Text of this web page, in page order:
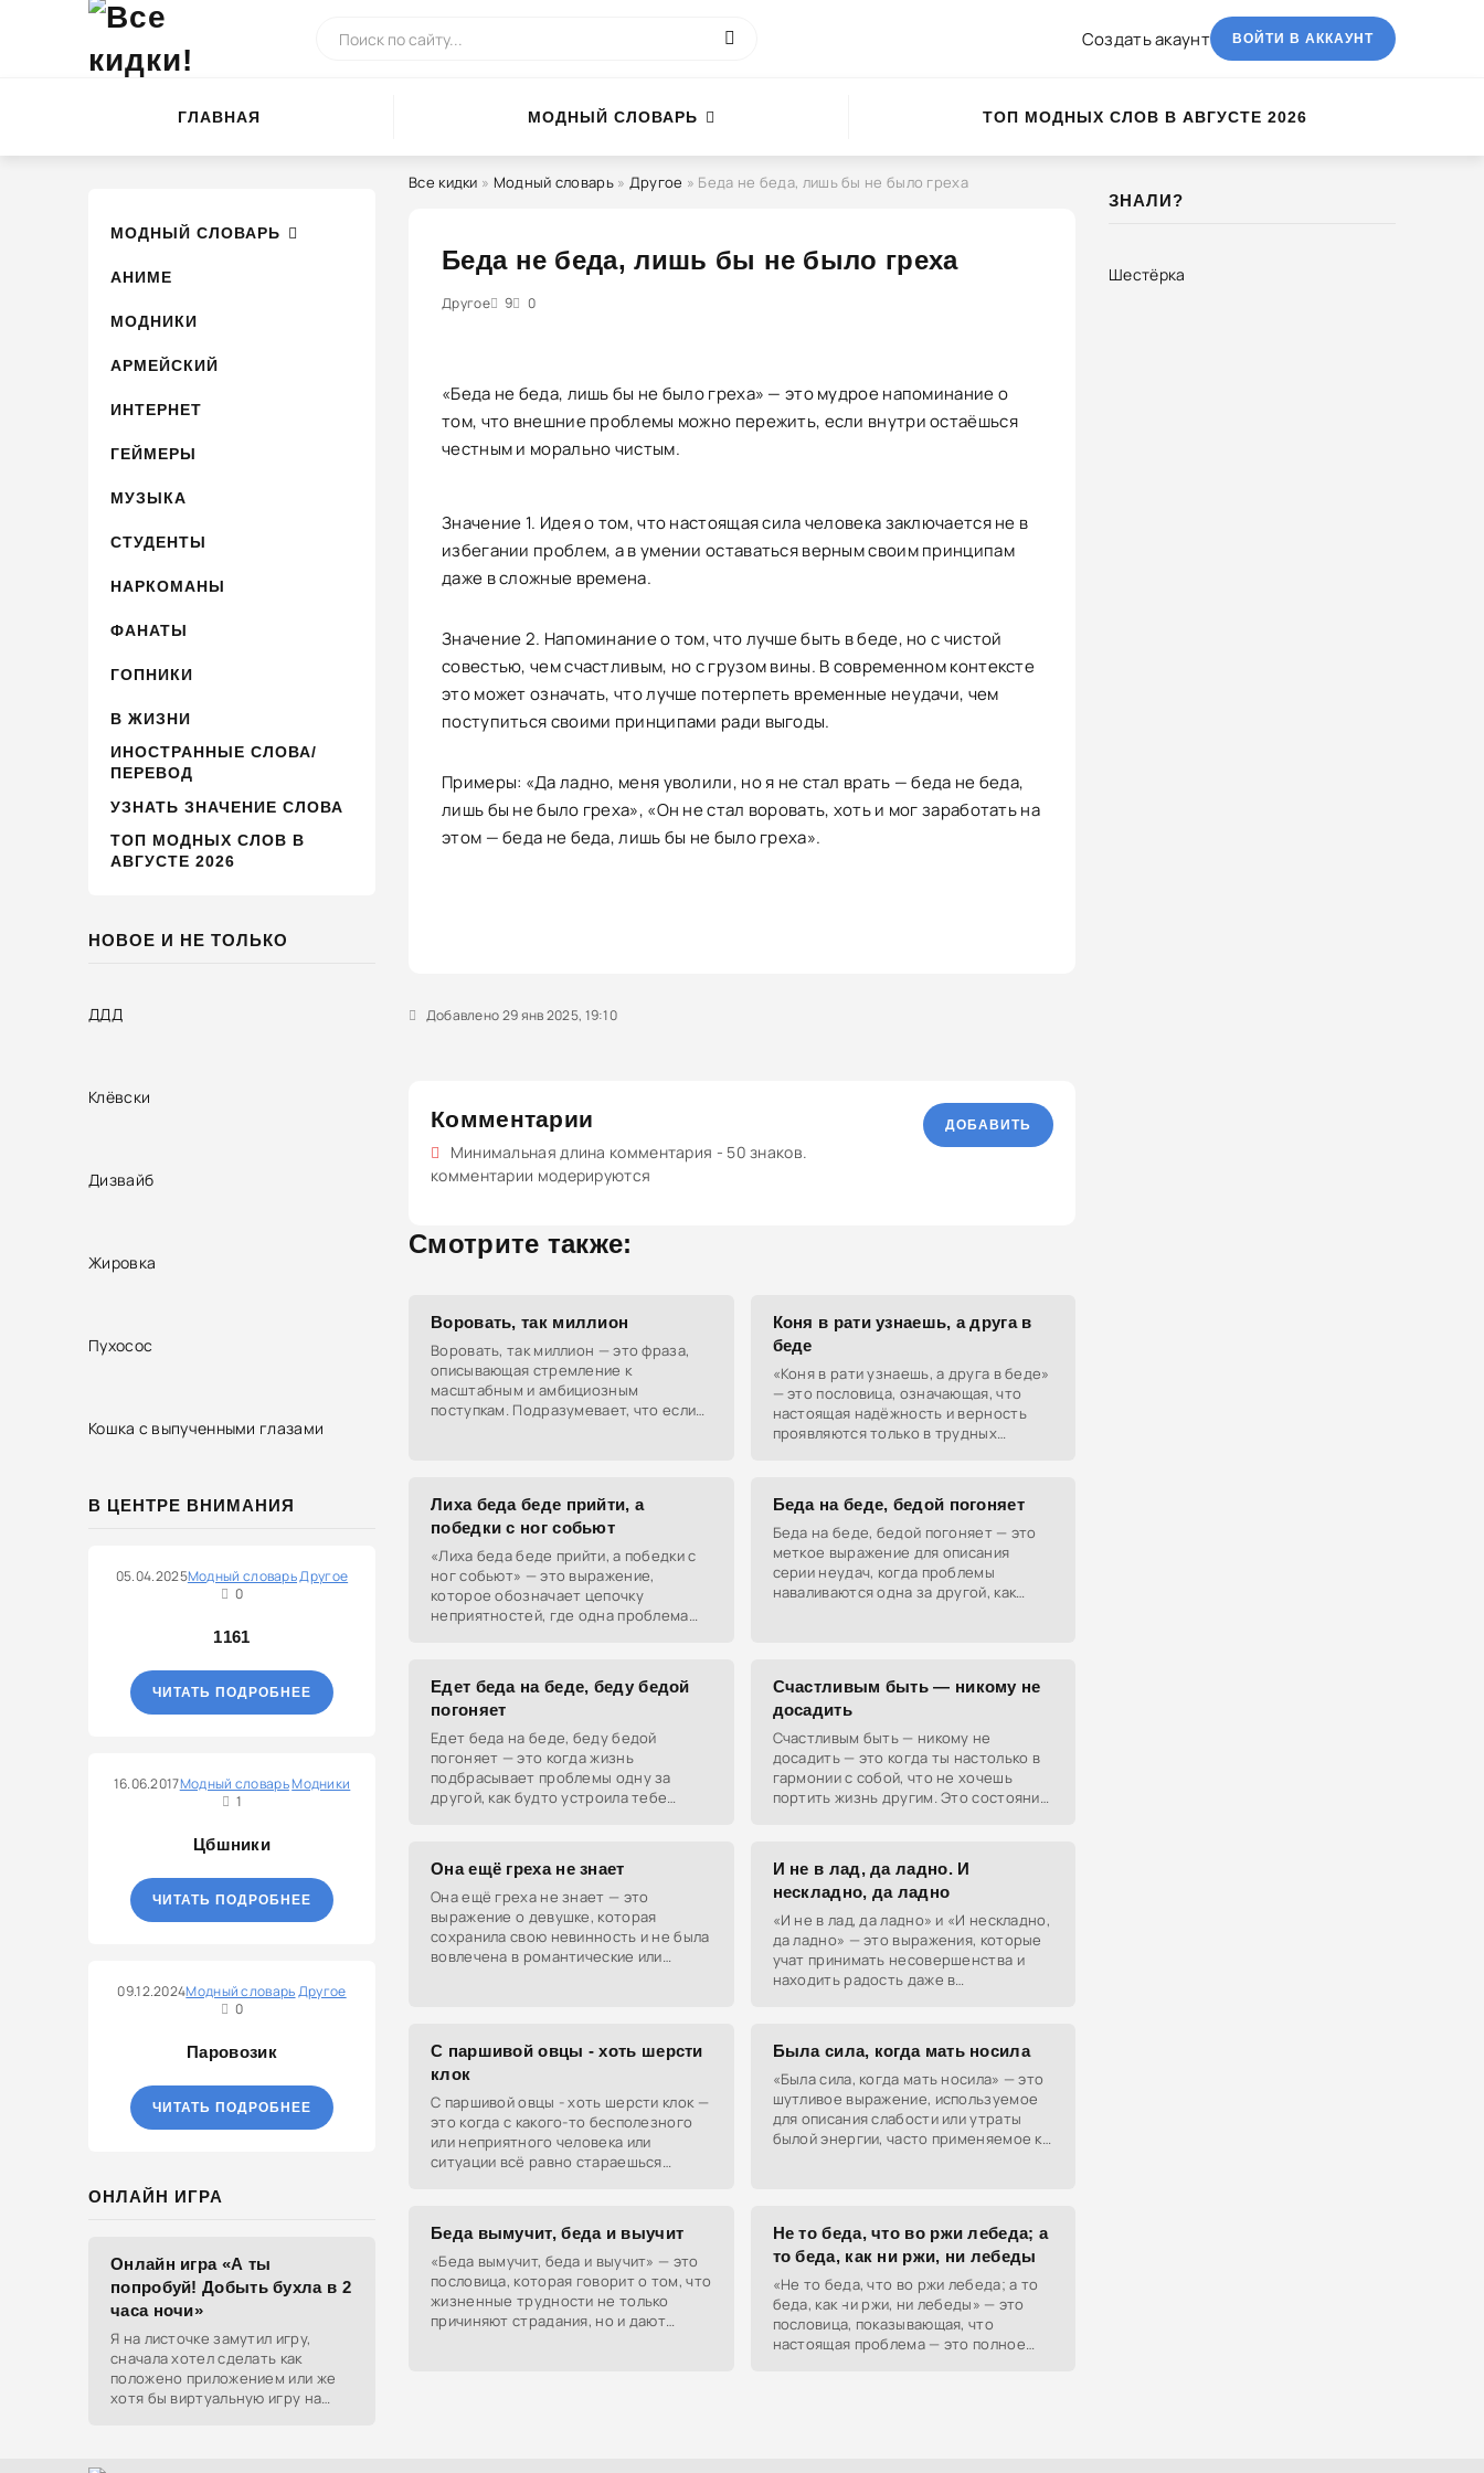
Создать акаунт ВОЙТИ В АККАУНТ
ГЛАВНАЯ МОДНЫЙ СЛОВАРЬ ТОП МОДНЫХ СЛОВ В АВГУСТЕ 2026
МОДНЫЙ СЛОВАРЬ
АНИМЕ
МОДНИКИ
АРМЕЙСКИЙ
ИНТЕРНЕТ
ГЕЙМЕРЫ
МУЗЫКА
СТУДЕНТЫ
НАРКОМАНЫ
ФАНАТЫ
ГОПНИКИ
В ЖИЗНИ
ИНОСТРАННЫЕ СЛОВА/
ПЕРЕВОД
УЗНАТЬ ЗНАЧЕНИЕ СЛОВА
ТОП МОДНЫХ СЛОВ В
АВГУСТЕ 2026
НОВОЕ И НЕ ТОЛЬКО
ДДД
Клёвски
Дизвайб
Жировка
Пухосос
Кошка с выпученными глазами
В ЦЕНТРЕ ВНИМАНИЯ
05.04.2025Модный словарьДругое
0
1161
ЧИТАТЬ ПОДРОБНЕЕ
16.06.2017Модный словарьМодники
1
Цбшники
ЧИТАТЬ ПОДРОБНЕЕ
09.12.2024Модный словарьДругое
0
Паровозик
ЧИТАТЬ ПОДРОБНЕЕ
ОНЛАЙН ИГРА
Онлайн игра «А ты
попробуй! Добыть бухла в 2
часа ночи»
Я на листочке замутил игру,
сначала хотел сделать как
положено приложением или же
хотя бы виртуальную игру на
Все кидки » Модный словарь» Другое » Беда не беда, лишь бы не было греха
Беда не беда, лишь бы не было греха
Другое 9 0
2 3 4 5
«Беда не беда, лишь бы не было греха» — это мудрое напоминание о
том, что внешние проблемы можно пережить, если внутри остаёшься
честным и морально чистым.
Значение 1. Идея о том, что настоящая сила человека заключается не в
избегании проблем, а в умении оставаться верным своим принципам
даже в сложные времена.
Значение 2. Напоминание о том, что лучше быть в беде, но с чистой
совестью, чем счастливым, но с грузом вины. В современном контексте
это может означать, что лучше потерпеть временные неудачи, чем
поступиться своими принципами ради выгоды.
Примеры: «Да ладно, меня уволили, но я не стал врать — беда не беда,
лишь бы не было греха», «Он не стал воровать, хоть и мог заработать на
этом — беда не беда, лишь бы не было греха».
Добавлено 29 янв 2025, 19:10
Комментарии
Минимальная длина комментария - 50 знаков.
комментарии модерируются
ДОБАВИТЬ
Смотрите также:
Воровать, так миллион
Воровать, так миллион — это фраза,
описывающая стремление к
масштабным и амбициозным
поступкам. Подразумевает, что если
Коня в рати узнаешь, а друга в
беде
«Коня в рати узнаешь, а друга в беде»
— это пословица, означающая, что
настоящая надёжность и верность
проявляются только в трудных
Лиха беда беде прийти, а
победки с ног собьют
«Лиха беда беде прийти, а победки с
ног собьют» — это выражение,
которое обозначает цепочку
неприятностей, где одна проблема
Беда на беде, бедой погоняет
Беда на беде, бедой погоняет — это
меткое выражение для описания
серии неудач, когда проблемы
наваливаются одна за другой, как
Едет беда на беде, беду бедой
погоняет
Едет беда на беде, беду бедой
погоняет — это когда жизнь
подбрасывает проблемы одну за
другой, как будто устроила тебе
Счастливым быть — никому не
досадить
Счастливым быть — никому не
досадить — это когда ты настолько в
гармонии с собой, что не хочешь
портить жизнь другим. Это состояние
Она ещё греха не знает
Она ещё греха не знает — это
выражение о девушке, которая
сохранила свою невинность и не была
вовлечена в романтические или
И не в лад, да ладно. И
нескладно, да ладно
«И не в лад, да ладно» и «И нескладно,
да ладно» — это выражения, которые
учат принимать несовершенства и
находить радость даже в
С паршивой овцы - хоть шерсти
клок
С паршивой овцы - хоть шерсти клок —
это когда с какого-то бесполезного
или неприятного человека или
ситуации всё равно стараешься
Была сила, когда мать носила
«Была сила, когда мать носила» — это
шутливое выражение, используемое
для описания слабости или утраты
былой энергии, часто применяемое к
Беда вымучит, беда и выучит
«Беда вымучит, беда и выучит» — это
пословица, которая говорит о том, что
жизненные трудности не только
причиняют страдания, но и дают
Не то беда, что во ржи лебеда; а
то беда, как ни ржи, ни лебеды
«Не то беда, что во ржи лебеда; а то
беда, как ни ржи, ни лебеды» — это
пословица, показывающая, что
настоящая проблема — это полное
ЗНАЛИ?
Шестёрка